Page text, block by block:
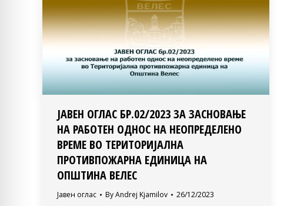
ЈАВЕН ОГЛАС БР.02/2023 ЗА ЗАСНОВАЊЕ
НА РАБОТЕН ОДНОС НА НЕОПРЕДЕЛЕНО
ВРЕМЕ ВО ТЕРИТОРИЈАЛНА
ПРОТИВПОЖАРНА ЕДИНИЦА НА
ОПШТИНА ВЕЛЕС
Јавен оглас ByAndrej Kjamilov 26/12/2023